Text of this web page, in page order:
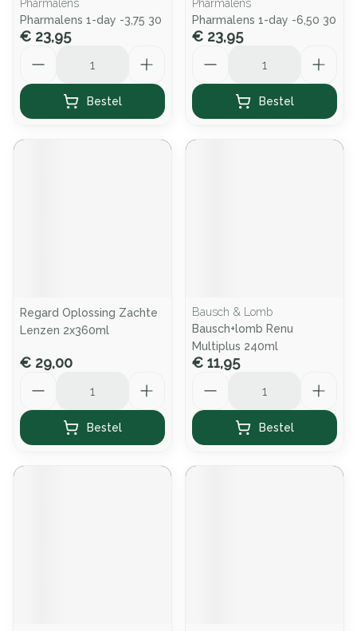
Pharmalens
Pharmalens 1-day -3,75 30
€ 23,95
Bestel
Pharmalens
Pharmalens 1-day -6,50 30
€ 23,95
Bestel
Regard Oplossing Zachte
Lenzen 2x360ml
€ 29,00
Bestel
Bausch & Lomb
Bausch+lomb Renu
Multiplus 240ml
€ 11,95
Bestel